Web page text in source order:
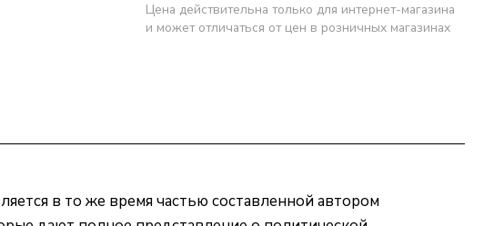
Цена действительна только для интернет-магазина
и может отличаться от цен в розничных магазинах
в то же время частью составленной автором